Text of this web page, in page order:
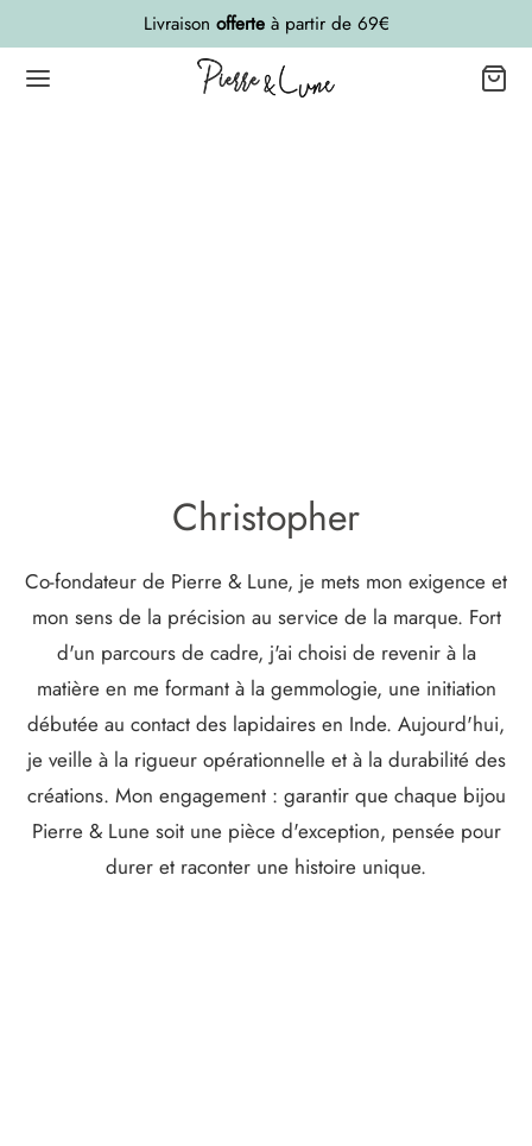
Livraison offerteà partir de 69€
Christopher
Co-fondateur de Pierre & Lune, je mets mon exigence et
mon sens de la précision au service de la marque. Fort
d'un parcours de cadre, j'ai choisi de revenir à la
matière en me formant à la gemmologie, une initiation
débutée au contact des lapidaires en Inde. Aujourd'hui,
je veille à la rigueur opérationnelle et à la durabilité des
créations. Mon engagement : garantir que chaque bijou
Pierre & Lune soit une pièce d'exception, pensée pour
durer et raconter une histoire unique.